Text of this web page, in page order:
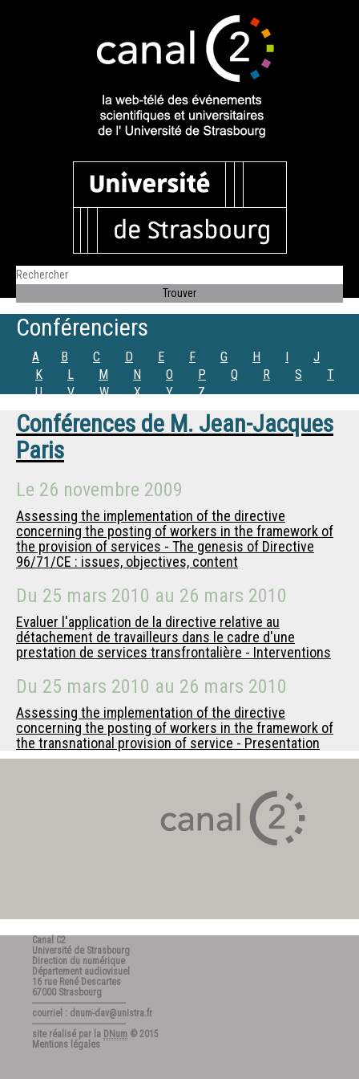
Conférenciers
A B C D E F G H I
J
K
L M N O P Q R S
T
U
V W X Y Z
Conférences de M. Jean-Jacques
Paris
Le 26 novembre 2009
Assessing the implementation of the directive
concerning the posting of workers in the framework of
the provision of services - The genesis of Directive
96/71/CE : issues, objectives, content
Du 25 mars 2010 au 26 mars 2010
Evaluer l'application de la directive relative au
détachement de travailleurs dans le cadre d'une
prestation de services transfrontalière - Interventions
Du 25 mars 2010 au 26 mars 2010
Assessing the implementation of the directive
concerning the posting of workers in the framework of
the transnational provision of service - Presentation
Canal C2
Université de Strasbourg
Direction du numérique
Département audiovisuel
16 rue René Descartes
67000 Strasbourg
---------------------------------------
courriel : dnum-dav@unistra.fr
---------------------------------------
site réalisé par la DNum © 2015
Mentions légales